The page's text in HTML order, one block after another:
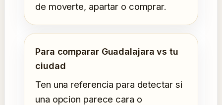
de moverte, apartar o comprar.
Para comparar Guadalajara vs tu
ciudad
Ten una referencia para detectar si
una opcion parece cara o